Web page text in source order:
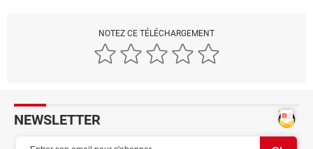
NOTEZ CE TÉLÉCHARGEMENT
NEWSLETTER